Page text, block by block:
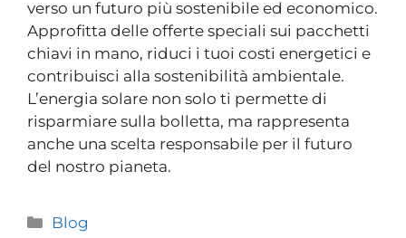
verso un futuro più sostenibile ed economico.
Approfitta delle offerte speciali sui pacchetti
chiavi in mano, riduci i tuoi costi energetici e
contribuisci alla sostenibilità ambientale.
L’energia solare non solo ti permette di
risparmiare sulla bolletta, ma rappresenta
anche una scelta responsabile per il futuro
del nostro pianeta.
Blog